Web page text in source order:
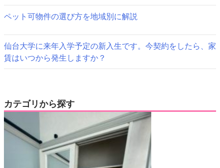
ペット可物件の選び方を地域別に解説
仙台大学に来年入学予定の新入生です。今契約をしたら、家
賃はいつから発生しますか？
カテゴリから探す